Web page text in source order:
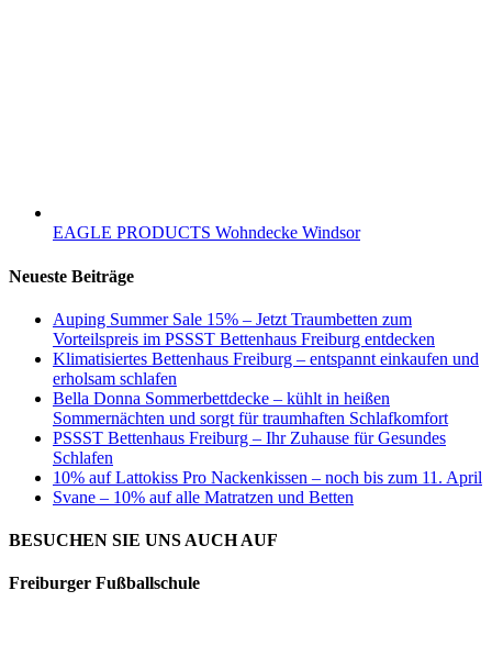
EAGLE PRODUCTS Wohndecke Windsor
Neueste Beiträge
Auping Summer Sale 15% – Jetzt Traumbetten zum
Vorteilspreis im PSSST Bettenhaus Freiburg entdecken
Klimatisiertes Bettenhaus Freiburg – entspannt einkaufen und
erholsam schlafen
Bella Donna Sommerbettdecke – kühlt in heißen
Sommernächten und sorgt für traumhaften Schlafkomfort
PSSST Bettenhaus Freiburg – Ihr Zuhause für Gesundes
Schlafen
10% auf Lattokiss Pro Nackenkissen – noch bis zum 11. April
Svane – 10% auf alle Matratzen und Betten
BESUCHEN SIE UNS AUCH AUF
Freiburger Fußballschule